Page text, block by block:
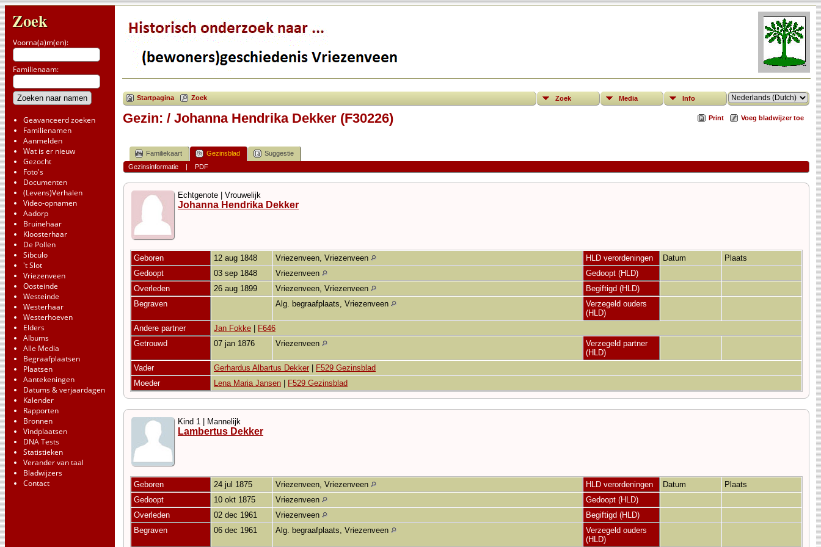
Zoek
Voorna(a)m(en):
Familienaam:
Geavanceerd zoeken
Familienamen
Aanmelden
Wat is er nieuw
Gezocht
Foto's
Documenten
(Levens)Verhalen
Video-opnamen
Aadorp
Bruinehaar
Kloosterhaar
De Pollen
Sibculo
't Slot
Vriezenveen
Oosteinde
Westeinde
Westerhaar
Westerhoeven
Elders
Albums
Alle Media
Begraafplaatsen
Plaatsen
Aantekeningen
Datums & verjaardagen
Kalender
Rapporten
Bronnen
Vindplaatsen
DNA Tests
Statistieken
Verander van taal
Bladwijzers
Contact
Startpagina Zoek Zoek Media Info
Print Voeg bladwijzer toe
Gezin: / Johanna Hendrika Dekker (F30226)
Familiekaart Gezinsblad
Suggestie
Gezinsinformatie| PDF
Echtgenote | Vrouwelijk
Johanna Hendrika Dekker
Geboren 12 aug 1848 Vriezenveen, Vriezenveen HLD verordeningen Datum
Plaats
Gedoopt
03 sep 1848 Vriezenveen
Gedoopt (HLD)
Overleden
26 aug 1899 Vriezenveen, Vriezenveen
Begiftigd (HLD)
Begraven
Alg. begraafplaats, Vriezenveen
Verzegeld ouders
(HLD)
Andere partner
Jan Fokke
F646
Getrouwd
07 jan 1876 Vriezenveen
Verzegeld partner
(HLD)
Vader
Gerhardus Albartus Dekker
F529 Gezinsblad
Moeder
Lena Maria Jansen F529 Gezinsblad
Kind 1 | Mannelijk
Lambertus Dekker
Geboren 24 jul 1875 Vriezenveen, Vriezenveen HLD verordeningen Datum
Plaats
Gedoopt
10 okt 1875 Vriezenveen
Gedoopt (HLD)
Overleden
02 dec 1961 Vriezenveen
Begiftigd (HLD)
Begraven
06 dec 1961 Alg. begraafplaats, Vriezenveen
Verzegeld ouders
(HLD)